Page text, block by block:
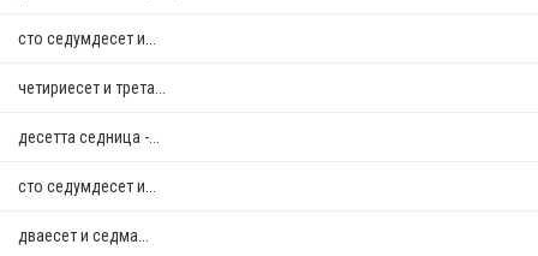
сто седумдесет и...
четириесет и трета...
десетта седница -...
сто седумдесет и...
дваесет и седма...